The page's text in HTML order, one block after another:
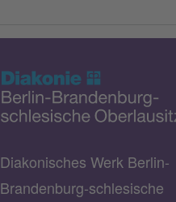
Diakonisches Werk Berlin-
Brandenburg-schlesische